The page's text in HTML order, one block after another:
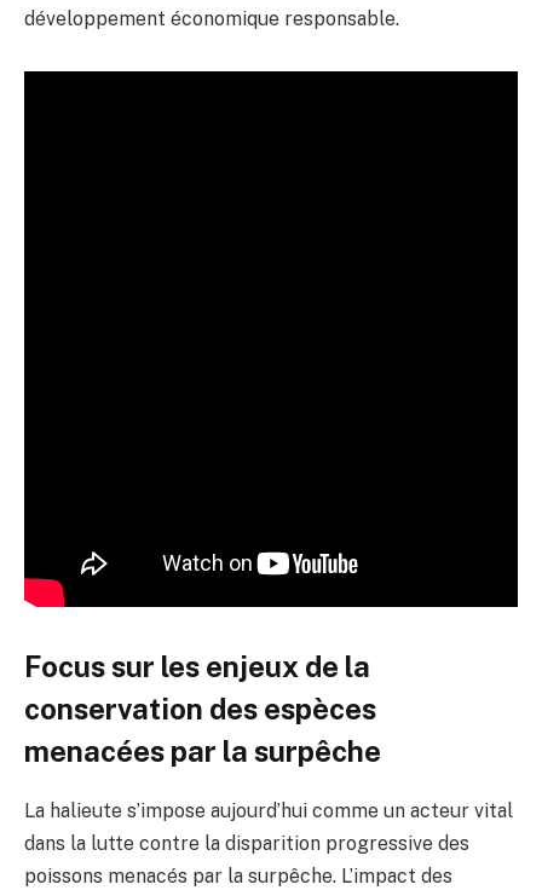
développement économique responsable.
Focus sur les enjeux de la
conservation des espèces
menacées par la surpêche
La halieute s’impose aujourd’hui comme un acteur vital
dans la lutte contre la disparition progressive des
poissons menacés par la surpêche. L’impact des